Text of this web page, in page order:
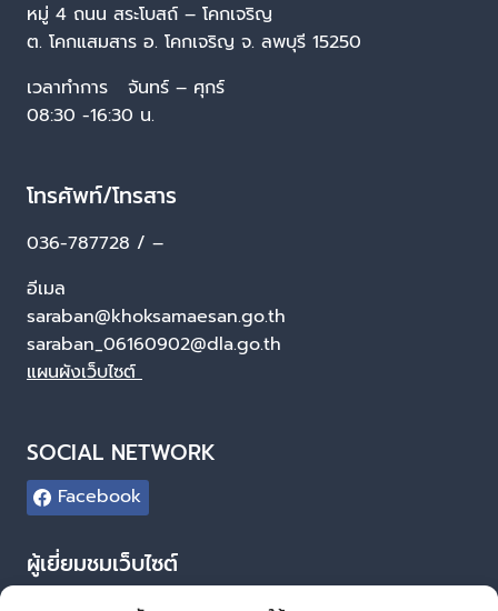
หมู่ 4 ถนน สระโบสถ์ – โคกเจริญ
ต. โคกแสมสาร อ. โคกเจริญ จ. ลพบุรี 15250
เวลาทำการ จันทร์ – ศุกร์
08:30 -16:30 น.
โทรศัพท์/โทรสาร
036-787728 / –
อีเมล
saraban@khoksamaesan.go.th
saraban_06160902@dla.go.th
แผนผังเว็บไซต์
SOCIAL NETWORK
Facebook
ผู้เยี่ยมชมเว็บไซต์
0